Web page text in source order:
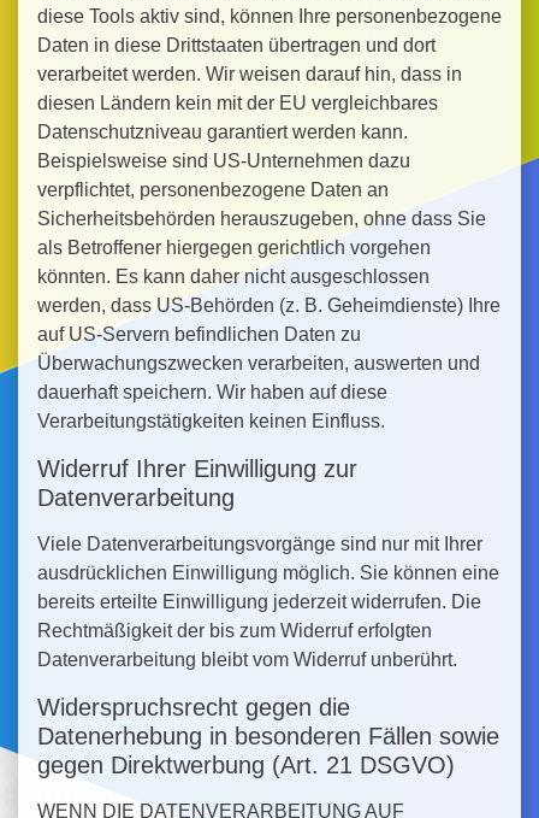
diese Tools aktiv sind, können Ihre personenbezogene
Daten in diese Drittstaaten übertragen und dort
verarbeitet werden. Wir weisen darauf hin, dass in
diesen Ländern kein mit der EU vergleichbares
Datenschutzniveau garantiert werden kann.
Beispielsweise sind US-Unternehmen dazu
verpflichtet, personenbezogene Daten an
Sicherheitsbehörden herauszugeben, ohne dass Sie
als Betroffener hiergegen gerichtlich vorgehen
könnten. Es kann daher nicht ausgeschlossen
werden, dass US-Behörden (z. B. Geheimdienste) Ihre
auf US-Servern befindlichen Daten zu
Überwachungszwecken verarbeiten, auswerten und
dauerhaft speichern. Wir haben auf diese
Verarbeitungstätigkeiten keinen Einfluss.
Widerruf Ihrer Einwilligung zur
Datenverarbeitung
Viele Datenverarbeitungsvorgänge sind nur mit Ihrer
ausdrücklichen Einwilligung möglich. Sie können eine
bereits erteilte Einwilligung jederzeit widerrufen. Die
Rechtmäßigkeit der bis zum Widerruf erfolgten
Datenverarbeitung bleibt vom Widerruf unberührt.
Widerspruchsrecht gegen die
Datenerhebung in besonderen Fällen sowie
gegen Direktwerbung (Art. 21 DSGVO)
WENN DIE DATENVERARBEITUNG AUF